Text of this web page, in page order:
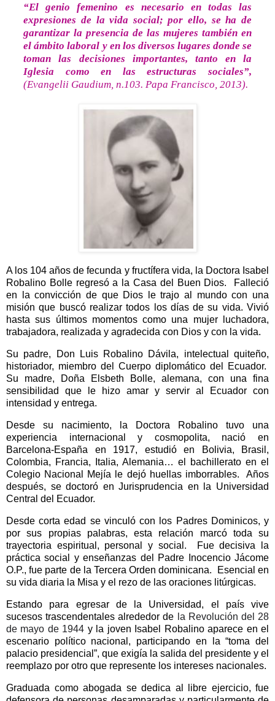
“El genio femenino es necesario en todas las
expresiones de la vida social; por ello, se ha de
garantizar la presencia de las mujeres también en
el ámbito laboral y en los diversos lugares donde se
toman las decisiones importantes, tanto en la
Iglesia como en las estructuras sociales”,
(Evangelii Gaudium, n.103. Papa Francisco, 2013).
A los 104 años de fecunda y fructífera vida, la Doctora Isabel
Robalino Bolle regresó a la Casa del Buen Dios.
Falleció
en la convicción de que Dios le trajo al mundo con una
misión que buscó realizar todos los días de su vida. Vivió
hasta sus últimos momentos como una mujer luchadora,
trabajadora, realizada y agradecida con Dios y con la vida.
Su padre, Don Luis Robalino Dávila, intelectual quiteño,
historiador, miembro del Cuerpo diplomático del Ecuador.
Su madre, Doña Elsbeth Bolle, alemana, con una fina
sensibilidad que le hizo amar y servir al Ecuador con
intensidad y entrega.
Desde su nacimiento, la Doctora Robalino tuvo una
experiencia internacional y cosmopolita, nació en
Barcelona-España en 1917, estudió en Bolivia, Brasil,
Colombia, Francia, Italia, Alemania… el bachillerato en el
Colegio Nacional Mejía le dejó huellas imborrables.
Años
después, se doctoró en Jurisprudencia en la Universidad
Central del Ecuador.
Desde corta edad se vinculó con los Padres Dominicos, y
por sus propias palabras, esta relación marcó toda su
trayectoria espiritual, personal y social.
Fue decisiva la
práctica social y enseñanzas del Padre Inocencio Jácome
O.P., fue parte de la Tercera Orden dominicana.
Esencial en
su vida diaria la Misa y el rezo de las oraciones litúrgicas.
Estando para egresar de la Universidad, el país vive
sucesos trascendentales alrededor de la Revolución del 28
de mayo de 1944 y la joven Isabel Robalino aparece en el
escenario político nacional, participando en la “toma del
palacio presidencial”, que exigía la salida del presidente y el
reemplazo por otro que represente los intereses nacionales.
Graduada como abogada se dedica al libre ejercicio, fue